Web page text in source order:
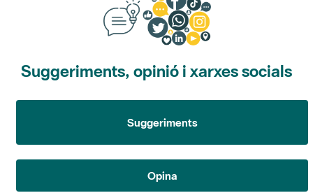
Suggeriments, opinió i xarxes socials
Suggeriments
Opina